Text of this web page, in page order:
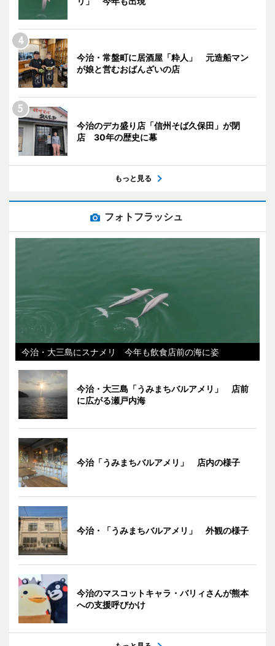
今治・常盤町に居酒屋「粋人」 元造船マン
が娘と営むおばんざいの店
今治のデカ盛り店「信州そば久保田」が閉
店 30年の歴史に幕
もっと見る
フォトフラッシュ
今治・大三島にスナメリ 今年も飲食店前の海に姿
今治・大三島「うみまちバルアメリ」 店前
に広がる瀬戸内海
今治「うみまちバルアメリ」 店内の様子
今治・「うみまちバルアメリ」 外観の様子
今治のマスコットキャラ・バリィさんが熊本
への支援呼びかけ